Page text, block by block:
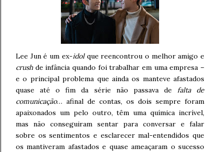
Lee Jun é um ex-idolque reencontrou o melhor amigo e
crushde infância quando foi trabalhar em uma empresa –
e o principal problema que ainda os manteve afastados
quase até o fim da série não passava de falta de
comunicação… afinal de contas, os dois sempre foram
apaixonados um pelo outro, têm uma química incrível,
mas não conseguiram sentar para conversar e falar
sobre os sentimentos e esclarecer mal-entendidos que
os mantiveram afastados e quase ameaçaram o sucesso